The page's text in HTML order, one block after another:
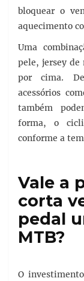
bloquear o
aquecimento
Uma
pele, jersey de
por cima.
acessórios
também
forma, o
conforme a
Vale a
corta
pedal
MTB?
O